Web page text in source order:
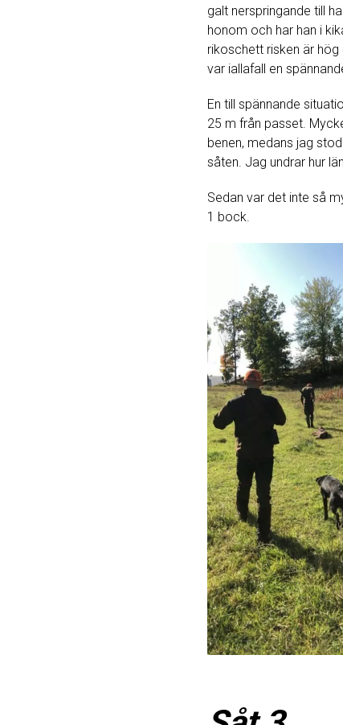
galt nerspringande till
honom och har han i
rikoschett risken är
var iallafall en
En till spännande
25 m från passet.
benen, medans jag
såten. Jag undrar hur
Sedan var det inte så
1 bock.